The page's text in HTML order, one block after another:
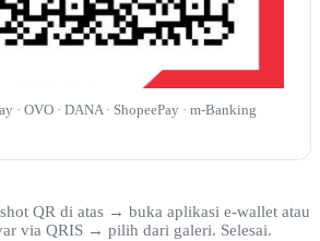
· OVO · DANA · ShopeePay · m-Banking
QR di atas → buka aplikasi e-wallet atau
via QRIS → pilih dari galeri. Selesai.